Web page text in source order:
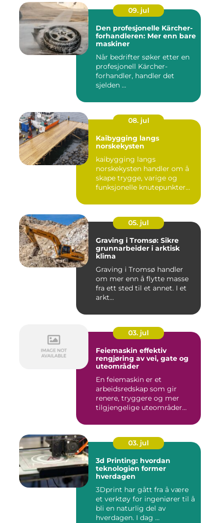
09. jul
Den profesjonelle Kärcher-
forhandleren: Mer enn bare
maskiner
Når bedrifter søker etter en
profesjonell Kärcher-
forhandler, handler det
sjelden ...
08. jul
Kaibygging langs
norskekysten
kaibygging langs
norskekysten handler om å
skape trygge, varige og
funksjonelle knutepunkter
05. jul
Graving i Tromsø: Sikre
grunnarbeider i arktisk
klima
Graving i Tromsø handler
om mer enn å flytte masse
fra ett sted til et annet. I et
arkt...
03. jul
Feiemaskin effektiv
rengjøring av vei, gate og
uteområder
En feiemaskin er et
arbeidsredskap som gir
renere, tryggere og mer
tilgjengelige uteområder
03. jul
3d Printing: hvordan
teknologien former
hverdagen
3Dprint har gått fra å være
et verktøy for ingeniører til å
bli en naturlig del av
hverdagen. I dag ...